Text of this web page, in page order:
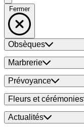
Fermer
Obsèques
Marbrerie
Prévoyance
Fleurs et cérémonies
Actualités